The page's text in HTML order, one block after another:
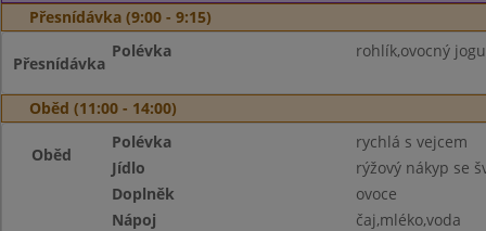
Přesnídávka (9:00 - 9:15)
Přesnídávka
Polévka rohlík,ovocný
Oběd (11:00 - 14:00)
Oběd
Polévka
rychlá s vejcem
Jídlo
rýžový nákyp se
Doplněk
ovoce
Nápoj
čaj,mléko,voda